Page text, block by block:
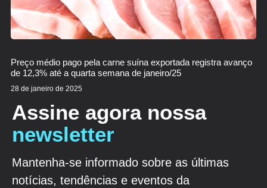
Preço médio pago pela carne suína exportada registra avanço
de 12,3% até a quarta semana de janeiro/25
28 de janeiro de 2025
Assine agora nossa
newsletter
Mantenha-se informado sobre as últimas
notícias, tendências e eventos da